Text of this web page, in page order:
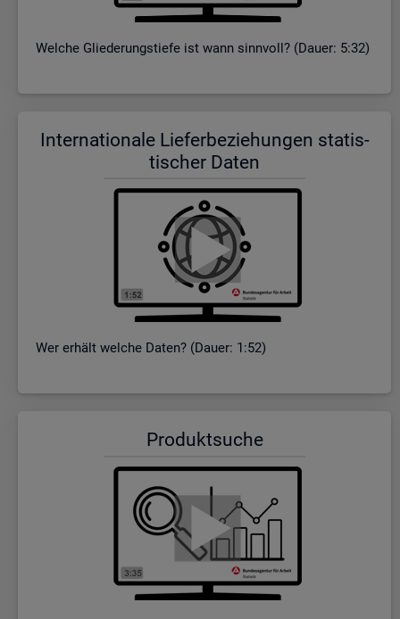
Wel­che Glie­de­rungs­tie­fe ist wann sinn­voll? (Dauer: 5:32)
In­ter­na­tio­na­le Lie­fer­be­zie­hun­gen sta­tis­
ti­scher Daten
Wer er­hält wel­che Daten? (Dauer: 1:52)
Pro­dukt­su­che